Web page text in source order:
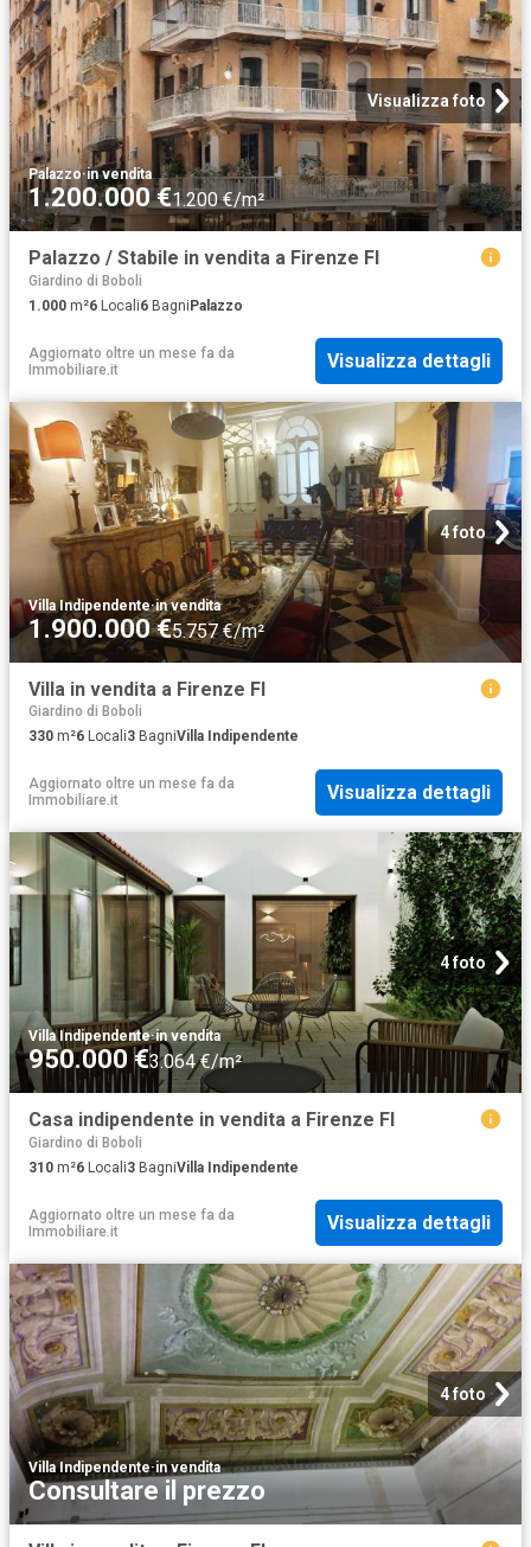
Visualizza foto
Palazzo·in vendita
1.200.000 €1.200 €/m²
Palazzo / Stabile in vendita a Firenze FI
Giardino di Boboli
1.000 m²6 Locali6 BagniPalazzo
Aggiornato oltre un mese fa da
Immobiliare.it
Visualizza dettagli
4 foto
Villa Indipendente·in vendita
1.900.000 €5.757 €/m²
Villa in vendita a Firenze FI
Giardino di Boboli
330 m²6 Locali3 BagniVilla Indipendente
Aggiornato oltre un mese fa da
Immobiliare.it
Visualizza dettagli
4 foto
Villa Indipendente·in vendita
950.000 €3.064 €/m²
Casa indipendente in vendita a Firenze FI
Giardino di Boboli
310 m²6 Locali3 BagniVilla Indipendente
Aggiornato oltre un mese fa da
Immobiliare.it
Visualizza dettagli
4 foto
Villa Indipendente·in vendita
Consultare il prezzo